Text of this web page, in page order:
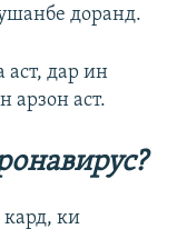
доранд.
дар ин
арзон аст.
ки